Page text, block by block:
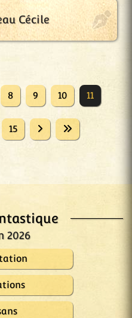
2026
Cécile
8 9 10 11
15